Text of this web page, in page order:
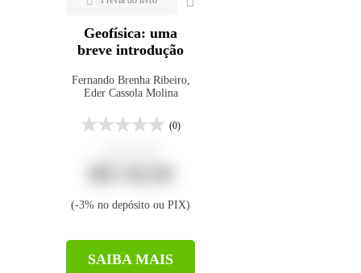
Geofísica: uma
breve introdução
Fernando Brenha Ribeiro,
Eder Cassola Molina
(0)
(-3% no depósito ou PIX)
SAIBA MAIS